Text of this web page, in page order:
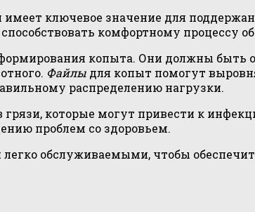
ключевое значение для
комфортному процессу
копыта. Они должны быть
Файлы для копыт помогут
распределению нагрузки.
грязи, которые могут привести к
проблем со здоровьем.
обслуживаемыми, чтобы